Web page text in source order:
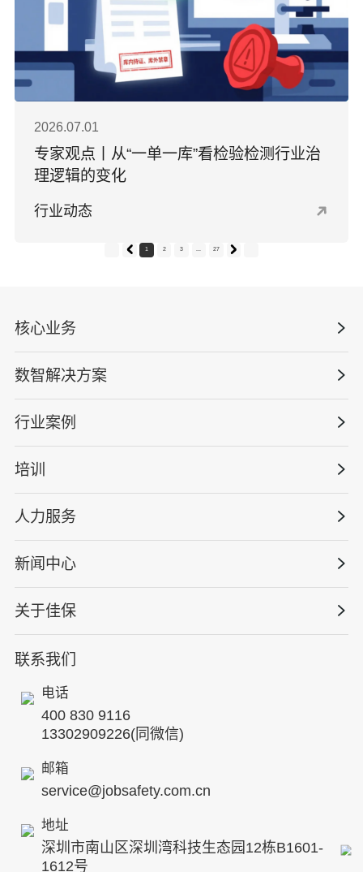
2026.07.01
专家观点丨从“一单一库”看检验检测行业治
理逻辑的变化
行业动态
1 2 3 ... 27
联系我们
电话
400 830 9116
13302909226(同微信)
邮箱
service@jobsafety.com.cn
地址
深圳市南山区深圳湾科技生态园12栋B1601-
1612号
核心业务
数智安全科技
安全战略咨询
管理体系建设
安全技能提升
工程安全服务
巡查监督审计
HSE专家服务
数智解决方案
量化安全云
智慧化系统
智能终端
行业案例
政府安全监管
工程建设/地产物业
能源电力
仓储物流
水利水务
核电工程与运营
其他案例
培训
版权安全课程
行业定制课程
资质与专业技能版权课
国际证书课程
人力服务
高薪岗位
HSE 专家服务
人力资源服务
新闻中心
公司新闻
蛇口安全论坛
关于佳保
公司简介
企业文化
专家团队
发展历程
招贤纳士
ESG
8S安全服务联盟